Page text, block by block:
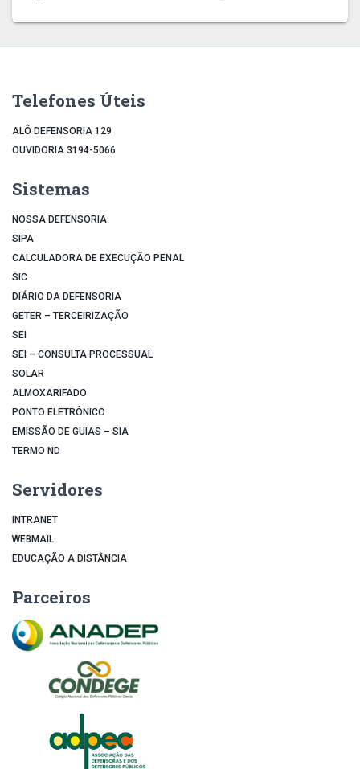
Telefones Úteis
ALÔ DEFENSORIA 129
OUVIDORIA 3194-5066
Sistemas
NOSSA DEFENSORIA
SIPA
CALCULADORA DE EXECUÇÃO PENAL
SIC
DIÁRIO DA DEFENSORIA
GETER – TERCEIRIZAÇÃO
SEI
SEI – CONSULTA PROCESSUAL
SOLAR
ALMOXARIFADO
PONTO ELETRÔNICO
EMISSÃO DE GUIAS – SIA
TERMO ND
Servidores
INTRANET
WEBMAIL
EDUCAÇÃO A DISTÂNCIA
Parceiros